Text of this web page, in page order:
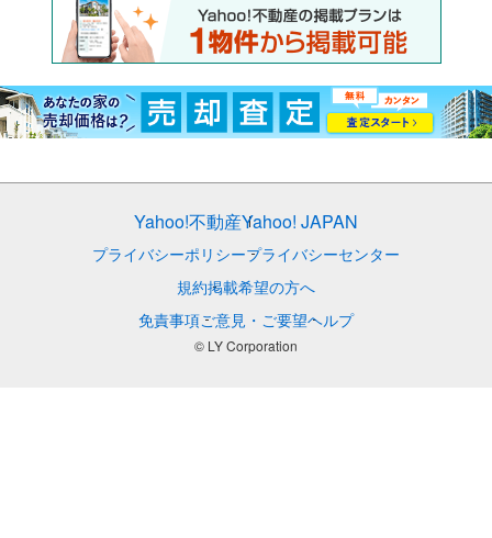
Yahoo!不動産Yahoo! JAPAN
プライバシーポリシープライバシーセンター
規約掲載希望の方へ
免責事項ご意見・ご要望ヘルプ
© LY Corporation